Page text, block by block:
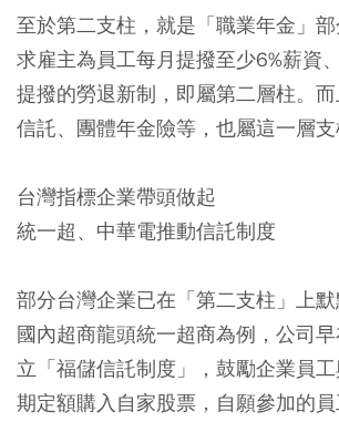
至於第二支柱，就是「職業年金」
求雇主為員工每月提撥至少6%薪資
提撥的勞退新制，即屬第二層柱。
信託、團體年金險等，也屬這一層支
台灣指標企業帶頭做起
統一超、中華電推動信託制度
部分台灣企業已在「第二支柱」上
國內超商龍頭統一超商為例，公司
立「福儲信託制度」，鼓勵企業員
期定額購入自家股票，自願參加的